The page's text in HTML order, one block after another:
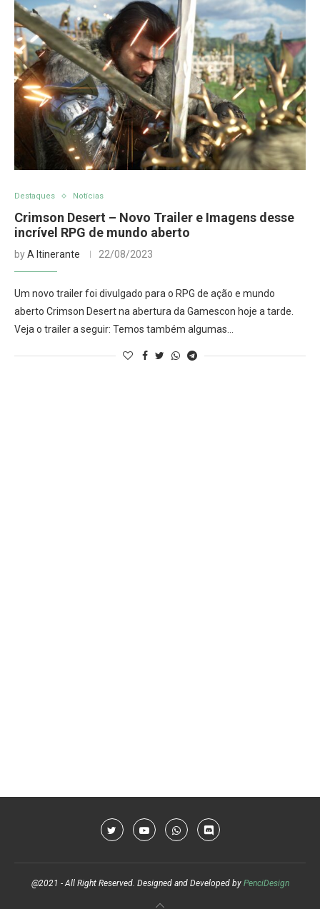
Destaques Notícias
Crimson Desert – Novo Trailer e Imagens desse
incrível RPG de mundo aberto
byA Itinerante 22/08/2023
Um novo trailer foi divulgado para o RPG de ação e mundo
aberto Crimson Desert na abertura da Gamescon hoje a tarde.
Veja o trailer a seguir: Temos também algumas…
@2021 - All Right Reserved. Designed and Developed by PenciDesign